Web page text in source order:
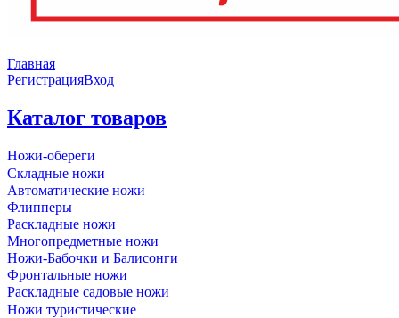
Главная
РегистрацияВход
Каталог товаров
Ножи-обереги
Складные ножи
Автоматические ножи
Флипперы
Раскладные ножи
Многопредметные ножи
Ножи-Бабочки и Балисонги
Фронтальные ножи
Раскладные садовые ножи
Ножи туристические